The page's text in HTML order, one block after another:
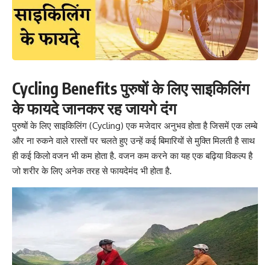
Cycling Benefits पुरुषों के लिए साइकिलिंग
के फायदे जानकर रह जायगे दंग
पुरुषों के लिए साइकिलिंग (Cycling) एक मजेदार अनुभव होता है जिसमें एक लम्बे
और ना रुकने वाले रास्तों पर चलते हुए उन्हें कई बिमारियों से मुक्ति मिलती है साथ
ही कई किलोवजन भी कम होताहै. वजन कम करने का यह एक बढ़िया विकल्प है
जो शरीर के लिए अनेक तरह से फायदेमंद भी होता है.